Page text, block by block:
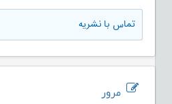
تماس با نشریه
مرور